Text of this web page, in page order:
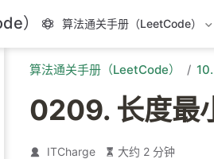
） 算法通关手册（LeetCode）
算法通关手册（LeetCode）
0209. 长度最
ITCharge 大约 2 分钟